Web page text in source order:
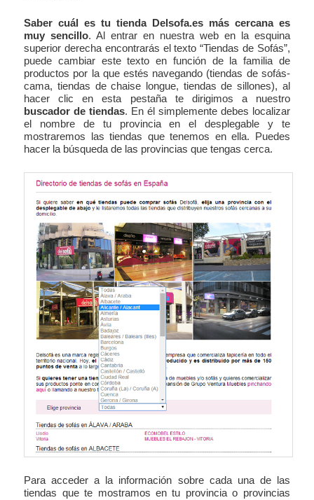
Saber cuál es tu tienda Delsofa.es más cercana es
muy sencillo. Al entrar en nuestra web en la esquina
superior derecha encontrarás el texto “Tiendas de Sofás”,
puede cambiar este texto en función de la familia de
productos por la que estés navegando (tiendas de sofás-
cama, tiendas de chaise longue, tiendas de sillones), al
hacer clic en esta pestaña te dirigimos a nuestro
buscador de tiendas. En él simplemente debes localizar
el nombre de tu provincia en el desplegable y te
mostraremos las tiendas que tenemos en ella. Puedes
hacer la búsqueda de las provincias que tengas cerca.
Para acceder a la información sobre cada una de las
tiendas que te mostramos en tu provincia o provincias